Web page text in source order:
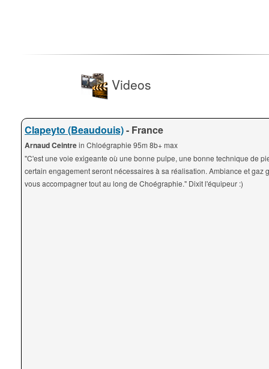
Videos
Clapeyto (Beaudouis)- France
Arnaud Ceintrein Chloégraphie 95m 8b+ max
"C'est une voie exigeante où une bonne pulpe, une bonne technique de
certain engagement seront nécessaires à sa réalisation. Ambiance et gaz
vous accompagner tout au long de Choégraphie." Dixit l'équipeur :)